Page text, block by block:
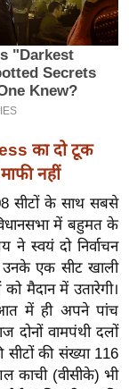
का दो टूक
नहीं
सीटों के साथ सबसे
में बहुमत के
स्वयं दो निर्वाचन
उनके एक सीट खाली
मैदान में उतारेगी।
में ही अपने पांच
दोनों वामपंथी दलों
सीटों की संख्या 116
काची (वीसीके) भी